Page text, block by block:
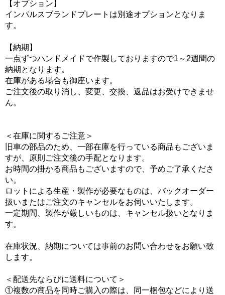
【オプション】
インパルスブランドプレートは別途オプションとなりま
す。
【納期】
一点ずつハンドメイドで作製しておりますので1～2週間の
納期となります。
在庫がある場合も御座います。
ご注文後の取り消し、変更、交換、返品はお受けできませ
ん。
＜在庫に関するご注意＞
旧車の部品のため、一部在庫を行っている商品もございま
すが、原則ご注文後の手配となります。
お時間の掛かる商品もございますので、予めご了承くださ
い。
ロットによる生産・製作が必要なものは、バックオーダー
扱いまたはご注文のキャンセルをお伺いいたします。
一定期間、製作が厳しいものは、キャンセル扱いとなりま
す。
在庫状況、納期については事前のお問い合わせをお願い致
します。
＜配送先ならびに送料について＞
①複数の商品を同時ご購入の際は、同一梱包などにより送